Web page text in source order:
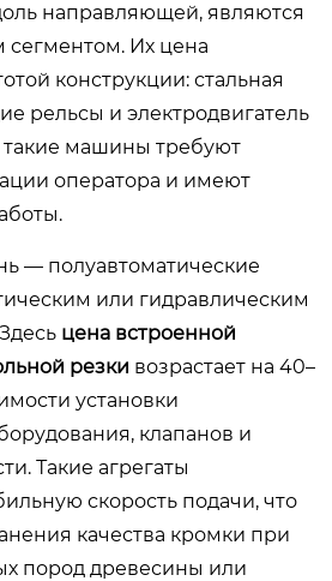
направляющей, являются
Их цена
конструкции: стальная
рельсы и электродвигатель
машины требуют
оператора и имеют
— полуавтоматические
или гидравлическим
цена встроенной
резки возрастает на 40–
установки
клапанов и
Такие агрегаты
скорость подачи, что
качества кромки при
пород древесины или